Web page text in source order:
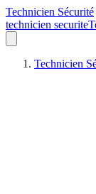
Technicien Sécurité
technicien securite
Technicien